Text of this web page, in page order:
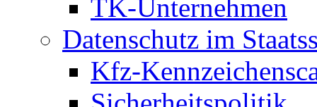
TK-Unternehmen
Datenschutz im
Kfz-